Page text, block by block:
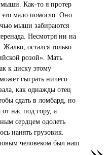
Как-то я протер
мало помогло. Оно
мыши забираются
Несмотря ни на
Жалко, остался только
розой». Мать
к диску этому
сыграть ничего
как однажды отец
сдать в ломбард, но
нас под гору, а
сердцем одолеть
нанять грузовик.
человеком был наш